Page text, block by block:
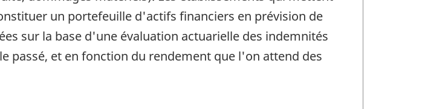
un portefeuille d'actifs financiers en prévision de
sur la base d'une évaluation actuarielle des indemnités
passé, et en fonction du rendement que l'on attend des